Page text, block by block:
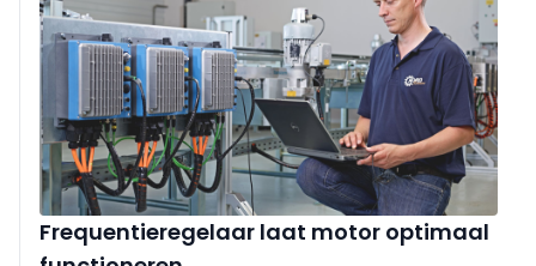
Frequentieregelaar laat motor optimaal